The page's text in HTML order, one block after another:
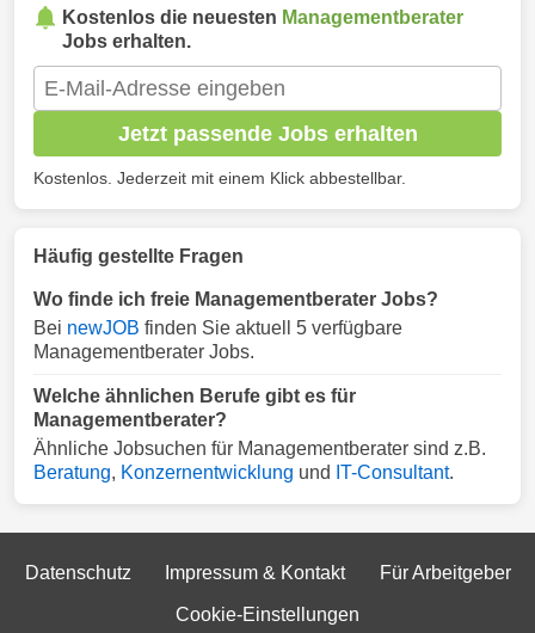
Kostenlos die neuesten Managementberater
Jobs erhalten.
Jetzt passende Jobs erhalten
Kostenlos. Jederzeit mit einem Klick abbestellbar.
Häufig gestellte Fragen
Wo finde ich freie Managementberater Jobs?
Bei newJOB finden Sie aktuell 5 verfügbare
Managementberater Jobs.
Welche ähnlichen Berufe gibt es für
Managementberater?
Ähnliche Jobsuchen für Managementberater sind z.B.
Beratung, Konzernentwicklung und IT-Consultant.
Datenschutz Impressum & Kontakt Für Arbeitgeber
Cookie-Einstellungen